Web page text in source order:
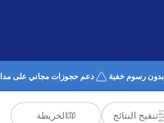
بدون رسوم خفية دعم حجوزات مجاني على مدار
تنقيح النتائج الخريطة